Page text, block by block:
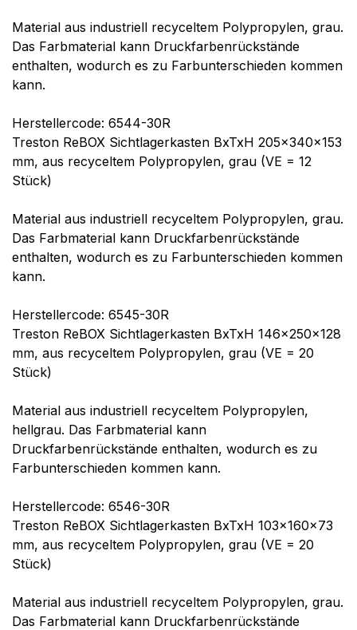
Material aus industriell recyceltem Polypropylen, grau.
Das Farbmaterial kann Druckfarbenrückstände
enthalten, wodurch es zu Farbunterschieden kommen
kann.
Herstellercode: 6544-30R
Treston ReBOX Sichtlagerkasten BxTxH 205x340x153
mm, aus recyceltem Polypropylen, grau (VE = 12
Stück)
Material aus industriell recyceltem Polypropylen, grau.
Das Farbmaterial kann Druckfarbenrückstände
enthalten, wodurch es zu Farbunterschieden kommen
kann.
Herstellercode: 6545-30R
Treston ReBOX Sichtlagerkasten BxTxH 146x250x128
mm, aus recyceltem Polypropylen, grau (VE = 20
Stück)
Material aus industriell recyceltem Polypropylen,
hellgrau. Das Farbmaterial kann
Druckfarbenrückstände enthalten, wodurch es zu
Farbunterschieden kommen kann.
Herstellercode: 6546-30R
Treston ReBOX Sichtlagerkasten BxTxH 103x160x73
mm, aus recyceltem Polypropylen, grau (VE = 20
Stück)
Material aus industriell recyceltem Polypropylen, grau.
Das Farbmaterial kann Druckfarbenrückstände